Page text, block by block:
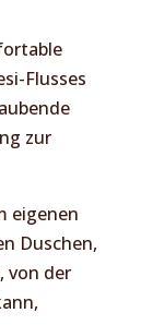
Flusses
zur
eigenen
Duschen,
von der